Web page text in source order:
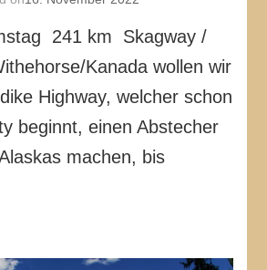
241 km Skagway /
Kanada wollen wir
Highway, welcher schon
beginnt, einen Abstecher
machen, bis